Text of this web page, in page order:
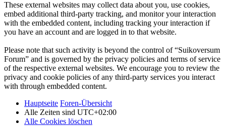
These external websites may collect data about you, use cookies,
embed additional third-party tracking, and monitor your interaction
with the embedded content, including tracking your interaction if
you have an account and are logged in to that website.
Please note that such activity is beyond the control of “Suikoversum
Forum” and is governed by the privacy policies and terms of service
of the respective external websites. We encourage you to review the
privacy and cookie policies of any third-party services you interact
with through embedded content.
Hauptseite Foren-Übersicht
Alle Zeiten sind UTC+02:00
Alle Cookies löschen